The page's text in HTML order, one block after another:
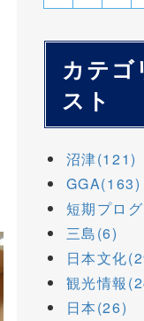
カテゴ
スト
沼津(121)
GGA(163)
短期プロ
三島(6)
日本文化
観光情報
日本(26)